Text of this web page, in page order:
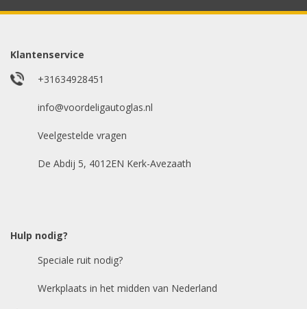
whatsappje met foto van de ruit en uw auto
Uw merk auto
Bouwjaar
Klantenservice
+31634928451
info@voordeligautoglas.nl
Veelgestelde vragen
De Abdij 5, 4012EN Kerk-Avezaath
Hulp nodig?
Speciale ruit nodig?
Werkplaats in het midden van Nederland